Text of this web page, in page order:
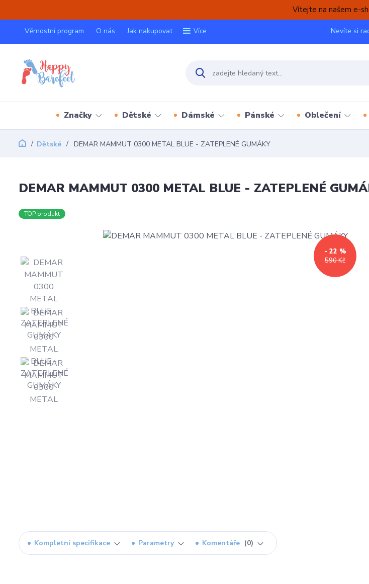
Vítejte na našem e-
Věrnostní program O nás Jak nakupovat Více Nevíte si
Značky Dětské Dámské Pánské Oblečení
Dětské DEMAR MAMMUT 0300 METAL BLUE - ZATEPLENÉ GUMÁKY
DEMAR MAMMUT 0300 METAL BLUE - ZATEPLENÉ
TOP produkt
590 Kč
- 22 %
Kompletní specifikace Parametry Komentáře 0